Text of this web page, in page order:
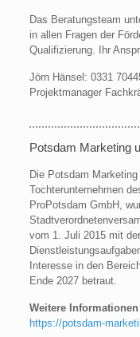
Das Beratungsteam
in allen Fragen der
Qualifizierung. Ihr
Jörn Hänsel: 0331
Projektmanager
Potsdam Marketing
Die Potsdam
Tochterunternehmen
ProPotsdam GmbH,
vom 1. Juli 2015 mit
Interesse in den
Ende 2027 betraut.
Weitere Informationen
https://potsdam-